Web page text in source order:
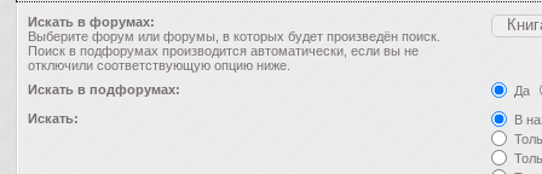
Искать в форумах:
Выберите форум или форумы, в которых будет произведён поиск.
Поиск в подфорумах производится автоматически, если вы не
отключили соответствующую опцию ниже.
Искать в подфорумах:
Да
Искать:
В